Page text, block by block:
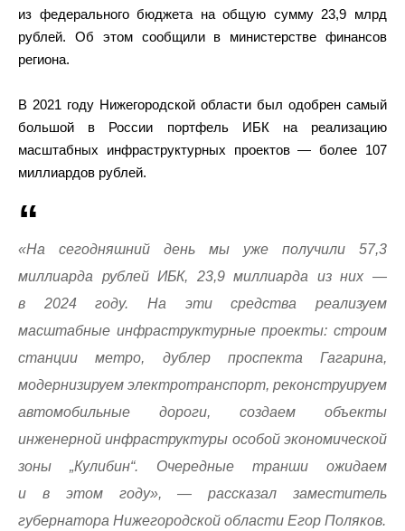
из федерального бюджета на общую сумму 23,9 млрд
рублей. Об этом сообщили в министерстве финансов
региона.
В 2021 году Нижегородской области был одобрен самый
большой в России портфель ИБК на реализацию
масштабных инфраструктурных проектов — более 107
миллиардов рублей.
«На сегодняшний день мы уже получили 57,3
миллиарда рублей ИБК, 23,9 миллиарда из них —
в 2024 году. На эти средства реализуем
масштабные инфраструктурные проекты: строим
станции метро, дублер проспекта Гагарина,
модернизируем электротранспорт, реконструируем
автомобильные дороги, создаем объекты
инженерной инфраструктуры особой экономической
зоны „Кулибин“. Очередные транши ожидаем
и в этом году», — рассказал заместитель
губернатора Нижегородской области Егор Поляков.